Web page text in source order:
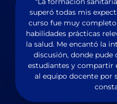
superó todas mis
curso fue muy
habilidades prácticas
la salud. Me encantó la
discusión, donde
estudiantes y compartir
al equipo docente por